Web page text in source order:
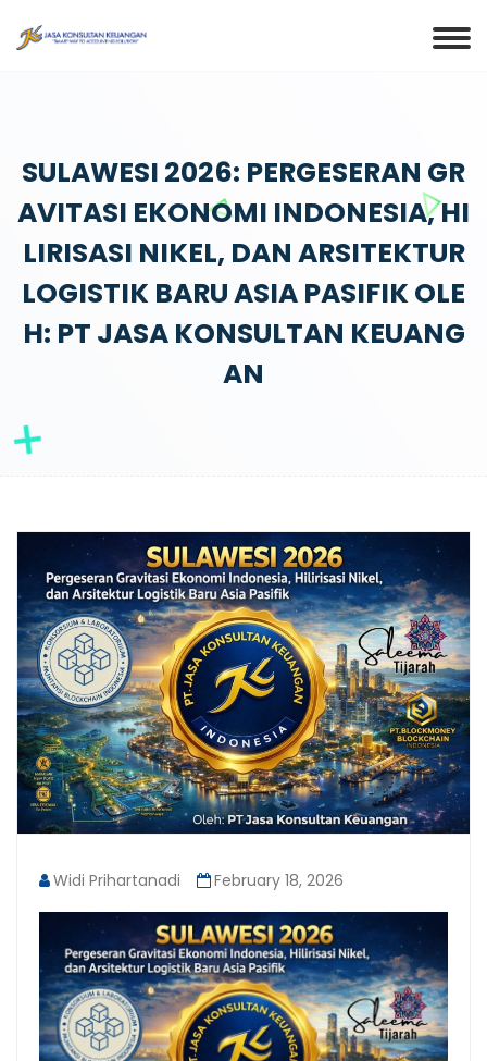
SULAWESI 2026: PERGESERAN GR
AVITASI EKONOMI INDONESIA, HI
LIRISASI NIKEL, DAN ARSITEKTUR
LOGISTIK BARU ASIA PASIFIK OLE
H: PT JASA KONSULTAN KEUANG
AN
Widi Prihartanadi February 18, 2026